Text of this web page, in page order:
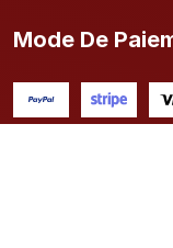
Mode De